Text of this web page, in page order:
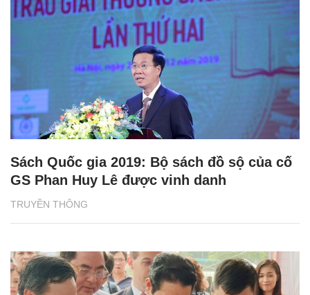
TRUYỀN THÔNG
Sách Quốc gia 2019: Bộ sách đồ sộ của cố
GS Phan Huy Lê được vinh danh